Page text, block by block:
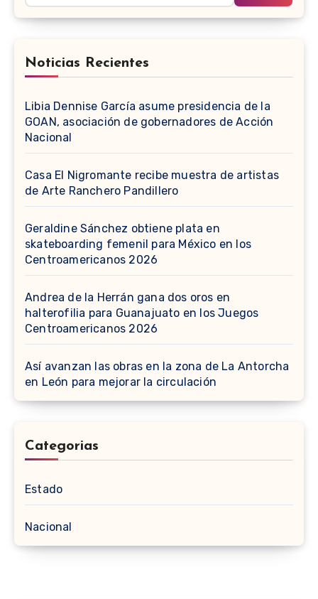
Noticias Recientes
Libia Dennise García asume presidencia de la
GOAN, asociación de gobernadores de Acción
Nacional
Casa El Nigromante recibe muestra de artistas
de Arte Ranchero Pandillero
Geraldine Sánchez obtiene plata en
skateboarding femenil para México en los
Centroamericanos 2026
Andrea de la Herrán gana dos oros en
halterofilia para Guanajuato en los Juegos
Centroamericanos 2026
Así avanzan las obras en la zona de La Antorcha
en León para mejorar la circulación
Categorias
Estado
Nacional